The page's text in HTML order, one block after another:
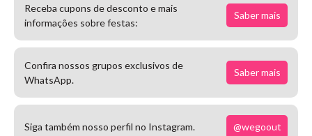
Receba cupons de desconto e mais
informações sobre festas:
Saber mais
Confira nossos grupos exclusivos de
WhatsApp.
Saber mais
Siga também nosso perfil no Instagram. @wegoout